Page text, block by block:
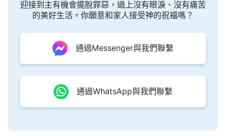
從小這樣的教育，而是讓孩子隨心所欲地發展，那孩
子將來必會走上犯罪的道路，遭到法律的制裁。神頒
布律法誡命的心意也是如此，雖然律法在人看有些嚴
厲，但對人都是約束、保守，因神的心意是想拯救活
在撒但權下的人類，不想讓整個人類被撒但敗壞、吞
吃，走上滅亡的道路，而是希望人能遵守神的誡命，
得到神的祝福，在地上更好地生活，在這裡我們也能
從神公義威嚴的性情裡看到神對人類的愛與牽掛。
三、神頒布的律法、十條誡命是神六千年
迎接到主有機會擺脫罪惡，過上沒有眼淚、沒有痛苦
的美好生活。你願意和家人接受神的祝福嗎？
通過Messenger與我們聯繫
通過WhatsApp與我們聯繫